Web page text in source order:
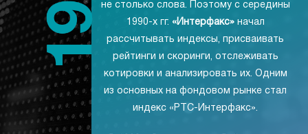
не столько слова. Поэтому с середины
1990-х гг. «Интерфакс»начал
рассчитывать индексы, присваивать
рейтинги и скоринги, отслеживать
котировки и анализировать их. Одним
из основных на фондовом рынке стал
индекс «РТС-Интерфакс».